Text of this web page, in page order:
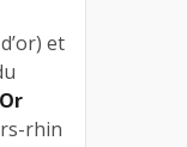
et
rhin